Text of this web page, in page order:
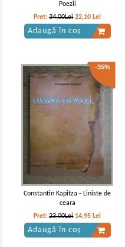
-35%
Mihai Eminescu - Poezii
IN STOC
27,00Lei 17,55 Lei
Adaugă în coș
-30%
Poezii
Pret:34,00Lei 22,10 Lei
Adaugă în coș
-35%
Constantin Kapitza - Liniste de
ceara
Pret:23,00Lei 14,95 Lei
Adaugă în coș